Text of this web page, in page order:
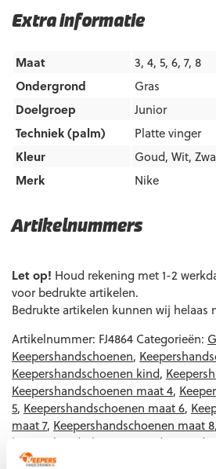
Artikelnummers
Let op! Houd rekening met 1-2
voor bedrukte artikelen.
Bedrukte artikelen kunnen wij helaas
Artikelnummer: FJ4864 Categorieën:
Keepershandschoenen,
Keepershandschoenen kind,
Keepershandschoenen maat 4,
5, Keepershandschoenen maat 6,
maat 7, Keepershandschoenen maat 8,
keepershandschoenen
Ondergrond
Extra informatie
Maat
3, 4, 5, 6, 7, 8
Ondergrond
Gras
Doelgroep
Junior
Techniek (palm)
Platte vinger
Kleur
Goud, Wit,
Merk
Nike